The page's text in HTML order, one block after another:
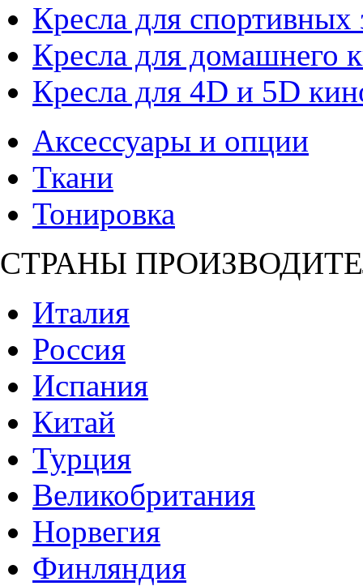
Кресла для спортивных
Кресла для домашнего
Кресла для 4D и 5D
Аксессуары и опции
Ткани
Тонировка
СТРАНЫ
Италия
Россия
Испания
Китай
Турция
Великобритания
Норвегия
Финляндия